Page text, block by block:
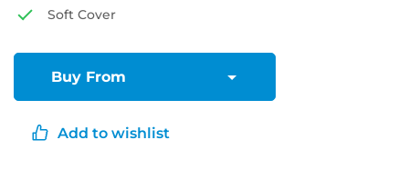
Soft Cover
Buy From
Add to wishlist